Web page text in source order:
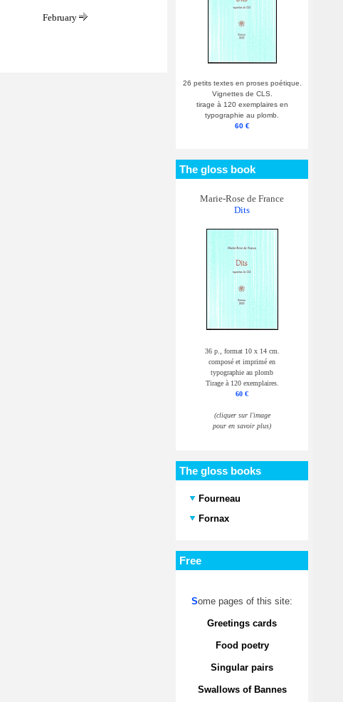
February
26 petits textes en proses poétique.
Vignettes de CLS.
tirage à 120 exemplaires en
typographie au plomb.
60 €
The gloss book
Marie-Rose de France
Dits
36 p., format 10 x 14 cm.
composé et imprimé en
typographie au plomb
Tirage à 120 exemplaires.
60 €
(cliquer sur l'image
pour en savoir plus)
The gloss books
Fourneau
Fornax
Free
Some pages of this site:
Greetings cards
Food poetry
Singular pairs
Swallows of Bannes